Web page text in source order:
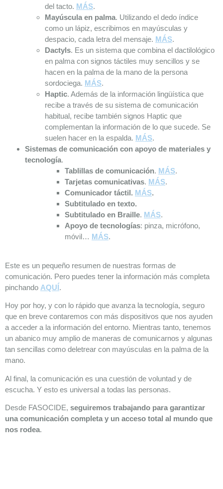
del tacto. MÁS.
Mayúscula en palma. Utilizando el dedo índice
como un lápiz, escribimos en mayúsculas y
despacio, cada letra del mensaje. MÁS.
Dactyls. Es un sistema que combina el dactilológico
en palma con signos táctiles muy sencillos y se
hacen en la palma de la mano de la persona
sordociega. MÁS.
Haptic. Además de la información lingüística que
recibe a través de su sistema de comunicación
habitual, recibe también signos Haptic que
complementan la información de lo que sucede. Se
suelen hacer en la espalda. MÁS.
Sistemas de comunicación con apoyo de materiales y
tecnología.
Tablillas de comunicación. MÁS.
Tarjetas comunicativas. MÁS.
Comunicador táctil. MÁS.
Subtitulado en texto.
Subtitulado en Braille. MÁS.
Apoyo de tecnologías: pinza, micrófono,
móvil… MÁS.
Este es un pequeño resumen de nuestras formas de
comunicación. Pero puedes tener la información más completa
pinchando AQUÍ.
Hoy por hoy, y con lo rápido que avanza la tecnología, seguro
que en breve contaremos con más dispositivos que nos ayuden
a acceder a la información del entorno. Mientras tanto, tenemos
un abanico muy amplio de maneras de comunicarnos y algunas
tan sencillas como deletrear con mayúsculas en la palma de la
mano.
Al final, la comunicación es una cuestión de voluntad y de
escucha. Y esto es universal a todas las personas.
Desde FASOCIDE, seguiremos trabajando para garantizar
una comunicación completa y un acceso total al mundo que
nos rodea.